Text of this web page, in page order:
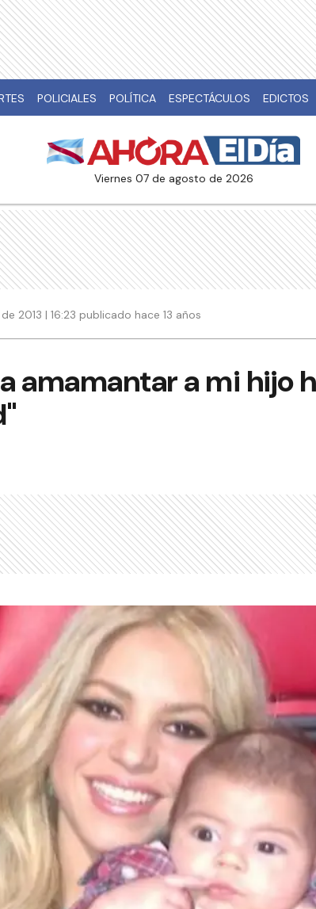
POLICIALES POLÍTICA ESPECTÁCULOS EDICTOS
viernes 07 de agosto de 2026
2013 | 16:23 publicado hace 13 años
amamantar a mi hijo